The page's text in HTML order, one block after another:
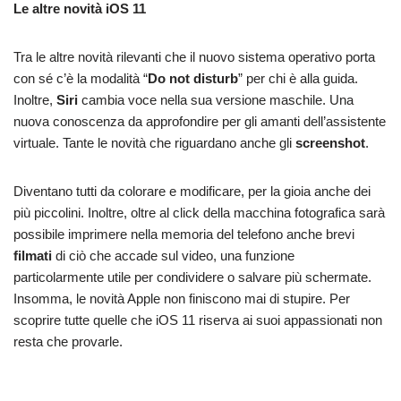
Le altre novità iOS 11
Tra le altre novità rilevanti che il nuovo sistema operativo porta
con sé c’è la modalità “Do not disturb” per chi è alla guida.
Inoltre, Siri cambia voce nella sua versione maschile. Una
nuova conoscenza da approfondire per gli amanti dell’assistente
virtuale. Tante le novità che riguardano anche gli screenshot.
Diventano tutti da colorare e modificare, per la gioia anche dei
più piccolini. Inoltre, oltre al click della macchina fotografica sarà
possibile imprimere nella memoria del telefono anche brevi
filmati di ciò che accade sul video, una funzione
particolarmente utile per condividere o salvare più schermate.
Insomma, le novità Apple non finiscono mai di stupire. Per
scoprire tutte quelle che iOS 11 riserva ai suoi appassionati non
resta che provarle.